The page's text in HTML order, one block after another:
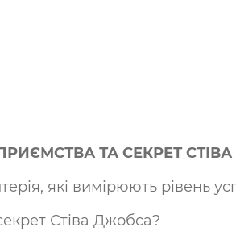
ТА СЕКРЕТ
які вимірюють рівень
Стіва Джобса?